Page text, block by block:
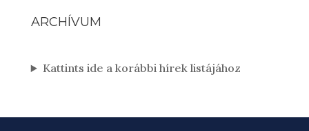
ARCHÍVUM
Kattints ide a korábbi hírek listájához